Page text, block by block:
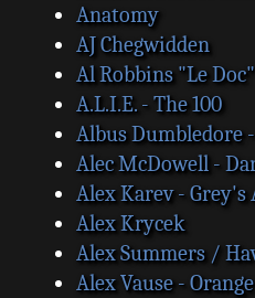
Anatomy
AJ Chegwidden
Al Robbins "Le
A.L.I.E. - The 100
Albus Dumbledore
Alec McDowell -
Alex Karev - Grey's
Alex Krycek
Alex Summers /
Alex Vause -